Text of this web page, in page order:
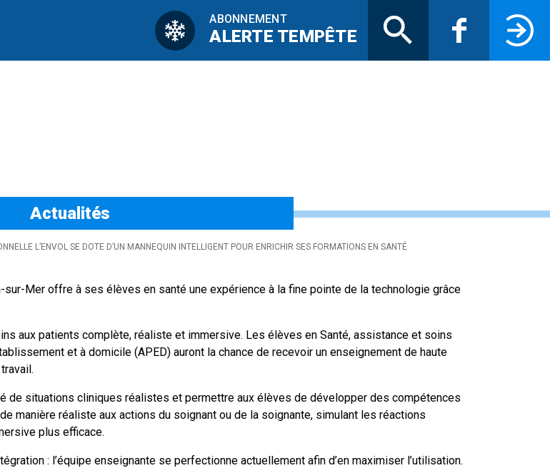
ABONNEMENT
ALERTE TEMPÊTE
L’Envol se
Actualités
L’ENVOL SE DOTE D’UN MANNEQUIN INTELLIGENT POUR ENRICHIR SES FORMATIONS EN SANTÉ
Mer offre à ses élèves en santé une expérience à la fine pointe de la technologie grâce
aux patients complète, réaliste et immersive. Les élèves en Santé, assistance et soins
et à domicile (APED) auront la chance de recevoir un enseignement de haute
de situations cliniques réalistes et permettre aux élèves de développer des compétences
manière réaliste aux actions du soignant ou de la soignante, simulant les réactions
plus efficace.
: l’équipe enseignante se perfectionne actuellement afin d’en maximiser l’utilisation.